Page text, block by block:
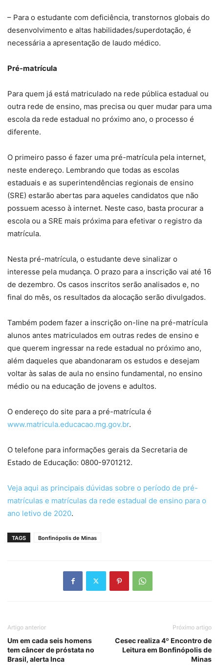
– Para o estudante com deficiência, transtornos globais do
desenvolvimento e altas habilidades/superdotação, é
necessária a apresentação de laudo médico.
Pré-matrícula
Para quem já está matriculado na rede pública estadual ou
outra rede de ensino, mas precisa ou quer mudar para uma
escola da rede estadual no próximo ano, o processo é
diferente.
O primeiro passo é fazer uma pré-matrícula pela internet,
neste endereço. Lembrando que todas as escolas
estaduais e as superintendências regionais de ensino
(SRE) estarão abertas para aqueles candidatos que não
possuem acesso à internet. Neste caso, basta procurar a
escola ou a SRE mais próxima para efetivar o registro da
matrícula.
Nesta pré-matrícula, o estudante deve sinalizar o
interesse pela mudança. O prazo para a inscrição vai até 16
de dezembro. Os casos inscritos serão analisados e, no
final do mês, os resultados da alocação serão divulgados.
Também podem fazer a inscrição on-line na pré-matrícula
alunos antes matriculados em outras redes de ensino e
que querem ingressar na rede estadual no próximo ano,
além daqueles que abandonaram os estudos e desejam
voltar às salas de aula no ensino fundamental, no ensino
médio ou na educação de jovens e adultos.
O endereço do site para a pré-matrícula é
www.matricula.educacao.mg.gov.br.
O telefone para informações gerais da Secretaria de
Estado de Educação: 0800-9701212.
Veja aqui as principais dúvidas sobre o período de pré-
matrículas e matrículas da rede estadual de ensino para o
ano letivo de 2020.
TAGS Bonfinópolis de Minas
Artigo anterior
Um em cada seis homens
tem câncer de próstata no
Brasil, alerta Inca
Próximo artigo
Cesec realiza 4º Encontro de
Leitura em Bonfinópolis de
Minas